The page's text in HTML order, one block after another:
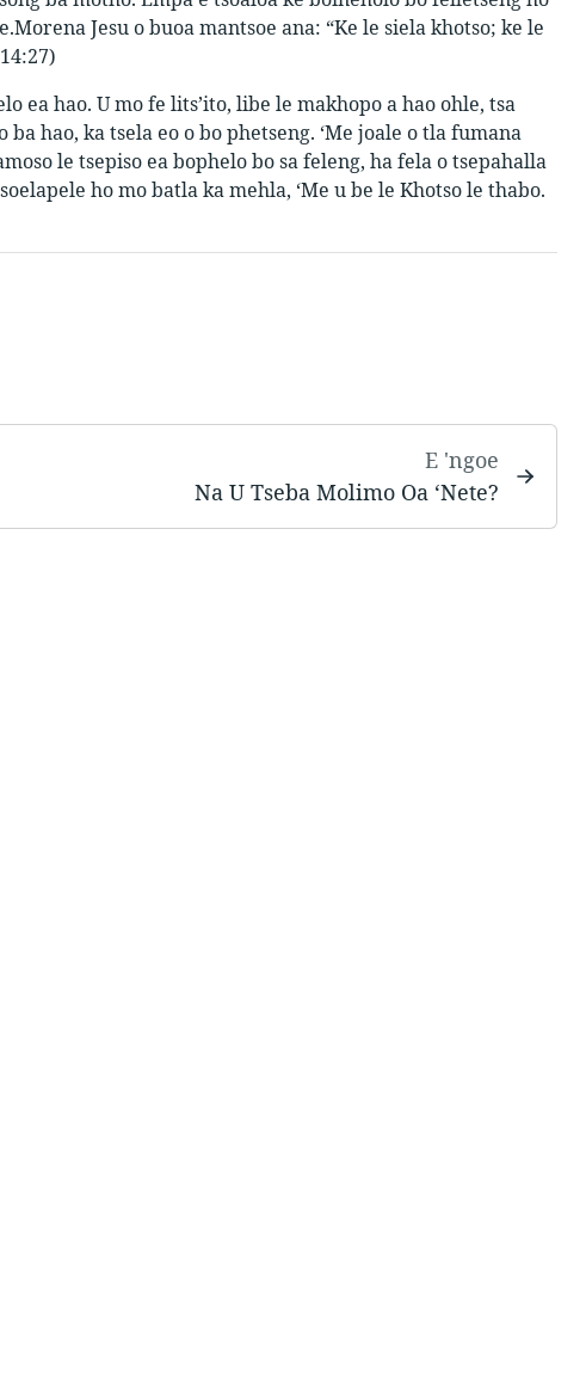
Jesu o buoa mantsoe ana: “Ke le siela khotso; ke le
ea hao. U mo fe lits’ito, libe le makhopo a hao ohle, tsa
hao, ka tsela eo o bo phetseng. ‘Me joale o tla fumana
le tsepiso ea bophelo bo sa feleng, ha fela o tsepahalla
ho mo batla ka mehla, ‘Me u be le Khotso le thabo.
E 'ngoe
Na U Tseba Molimo Oa ‘Nete?